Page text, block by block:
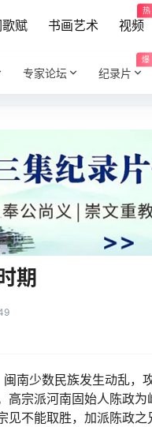
赋 书画艺术 视频
热
专家论坛 纪录片
爆
期
南少数民族发生动乱，
高宗派河南固始人陈政
不能取胜，加派陈政之